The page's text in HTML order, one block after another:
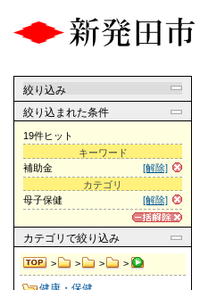
絞り込み
絞り込まれた条件
19件ヒット
キーワード
[解除]
補助金
カテゴリ
[解除]
母子保健
カテゴリ で絞り込み
> > > >